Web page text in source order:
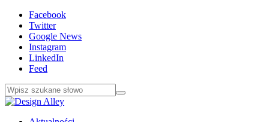
Facebook
Twitter
Google News
Instagram
LinkedIn
Feed